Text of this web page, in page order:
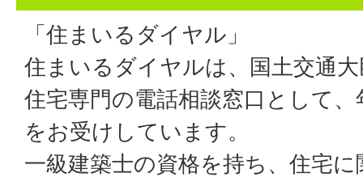
「住まいるダイヤル」
住まいるダイヤルは、国土交通
住宅専門の電話相談窓口として
をお受けしています。
一級建築士の資格を持ち、住宅